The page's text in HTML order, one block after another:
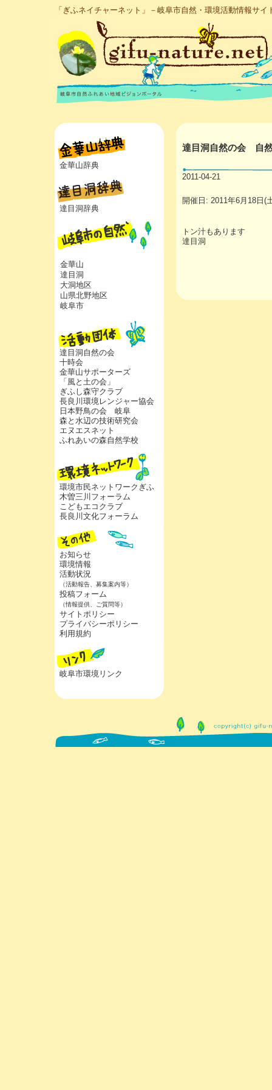
「ぎふネイチャーネット」－岐阜市自然・環境活動情報サイ
金華山辞典
達目洞辞典
金華山
達目洞
大洞地区
山県北野地区
岐阜市
達目洞自然の会
十時会
金華山サポーターズ
「風と土の会」
ぎふし森守クラブ
長良川環境レンジャー協会
日本野鳥の会 岐阜
森と水辺の技術研究会
エヌエスネット
ふれあいの森自然学校
環境市民ネットワークぎふ
木曽三川フォーラム
こどもエコクラブ
長良川文化フォーラム
お知らせ
環境情報
活動状況
（活動報告、募集案内等）
投稿フォーム
（情報提供、ご質問等）
サイトポリシー
プライバシーポリシー
利用規約
岐阜市環境リンク
達目洞自然の会 自
2011-04-21
開催日: 2011年6月18日(
トン汁もあります
達目洞